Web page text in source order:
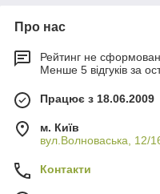
Про нас
Рейтинг не
Менше 5 відгуків за
Працює з 18.06.2009
м. Київ
вул.Волноваська, 12/
Контакти